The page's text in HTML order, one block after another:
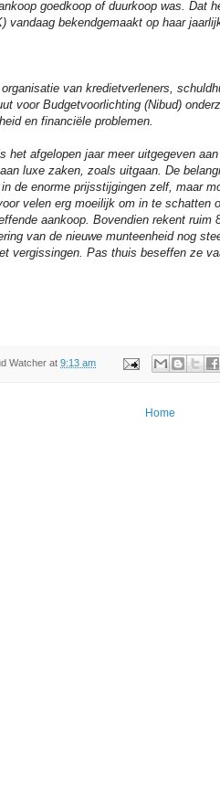
goedkoop of duurkoop was. Dat
vandaag bekendgemaakt op haar
van kredietverleners,
voor Budgetvoorlichting (Nibud)
en financiële problemen.
het afgelopen jaar meer uitgegeven
luxe zaken, zoals uitgaan. De
de enorme prijsstijgingen zelf, maar
velen erg moeilijk om in te schatten
aankoop. Bovendien rekent ruim
van de nieuwe munteenheid nog
vergissingen. Pas thuis beseffen ze
Watcher at 9:13 am
Home